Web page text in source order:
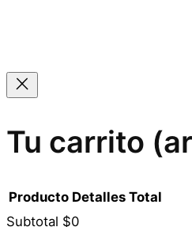
Tu carrito
Producto Detalles Total
Subtotal $0